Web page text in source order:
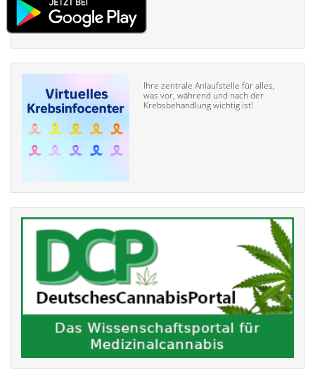
Ihre zentrale Anlaufstelle für alles,
was vor, während und nach der
Krebsbehandlung wichtig ist!